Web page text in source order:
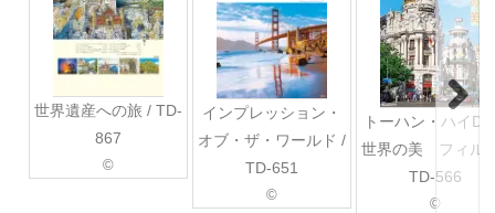
世界遺産への旅 / TD-
867
©
インプレッション・
オブ・ザ・ワールド /
TD-651
©
トーハン・ハイ
世界の美 フィル
TD-566
©